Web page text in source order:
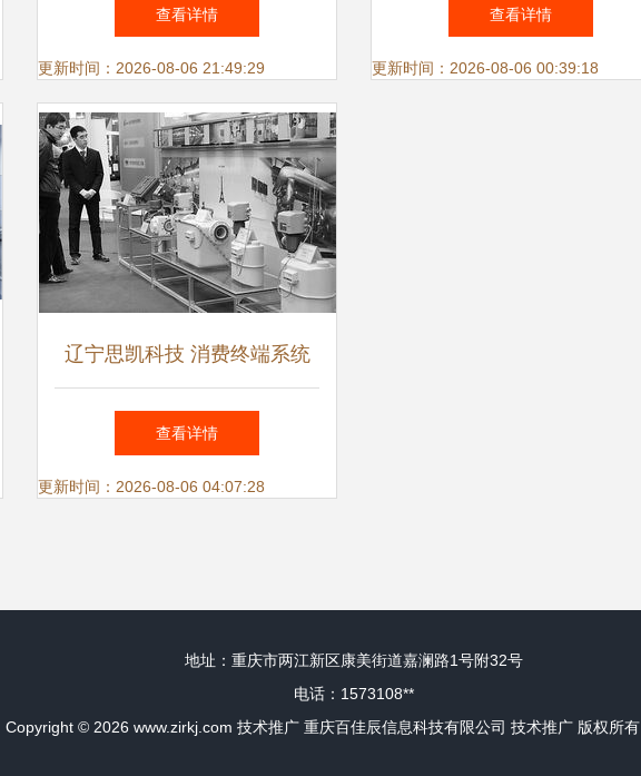
力量
查看详情
更新时间：2026-08-06 21:49:29
查看详情
更新时间：2026-08-06 00:39:18
辽宁思凯科技 消费终端系统
产品覆盖80余城，技术创新引
领智慧生活新生态
查看详情
更新时间：2026-08-06 04:07:28
地址：重庆市两江新区康美街道嘉澜路1号附32号
电话：1573108**
Copyright © 2026 www.zirkj.com 技术推广 重庆百佳辰信息科技有限公司 技术推广 版权所有